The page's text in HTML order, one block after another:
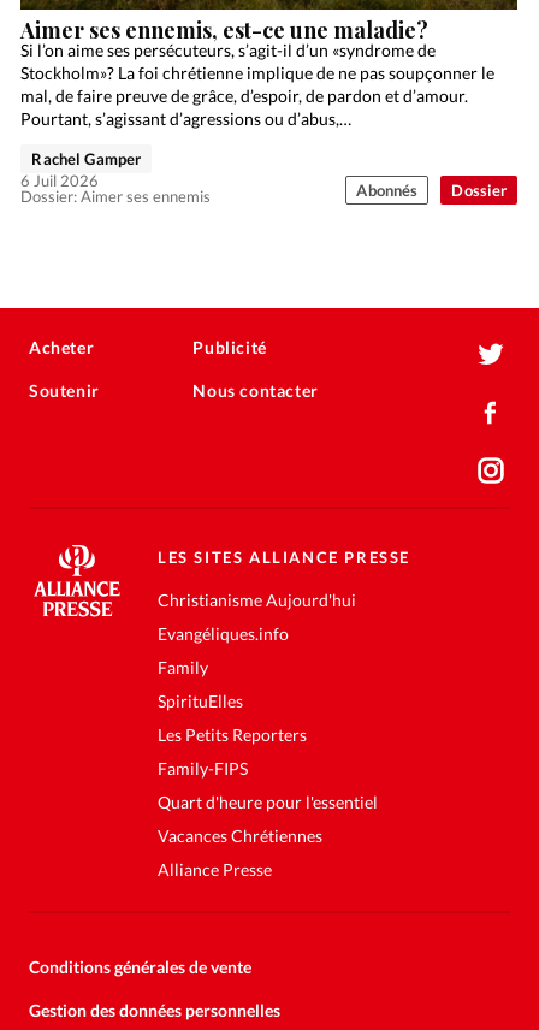
Dossier
Aimer ses ennemis, est-ce une maladie?
Si l’on aime ses persécuteurs, s’agit-il d’un «syndrome de
Stockholm»? La foi chrétienne implique de ne pas soupçonner le
mal, de faire preuve de grâce, d’espoir, de pardon et d’amour.
Pourtant, s’agissant d’agressions ou d’abus,…
Dossier: Aimer ses ennemis
Rachel Gamper
6 Juil 2026
Abonnés
Acheter
Soutenir
Publicité
Nous contacter
LES SITES ALLIANCE PRESSE
Christianisme Aujourd'hui
Evangéliques.info
Family
SpirituElles
Les Petits Reporters
Family-FIPS
Quart d'heure pour l'essentiel
Vacances Chrétiennes
Alliance Presse
Conditions générales de vente
Gestion des données personnelles